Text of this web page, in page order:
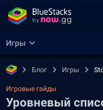
Игры
Блог Игры
Игровые гайды
Уровневый